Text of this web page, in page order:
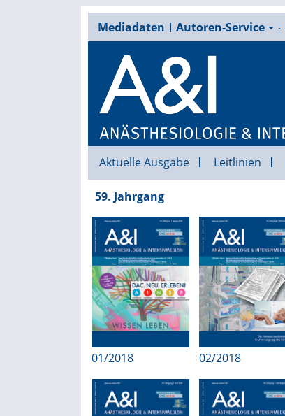
Mediadaten Autoren-Service
Aktuelle Ausgabe Leitlinien
59. Jahrgang
01/2018 02/2018